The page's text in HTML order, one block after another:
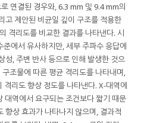
연결된 경우와, 6.3 mm 및 9.4 mm의
고 제안된 비균일 깊이 구조를 적용한
격리도를 비교한 결과를 나타낸다. 시
에서 유사하지만, 세부 주파수 응답에
성, 주변 반사 등으로 인해 발생한 것으
조물에 따른 평균 격리도를 나타내며,
리도 향상 정도를 나타낸다. X-대역에
대역에서 요구되는 조건보다 짧기 때문
향상 효과가 나타나지 않으며, 결과적